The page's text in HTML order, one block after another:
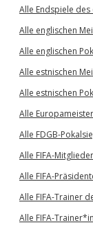
Alle Endspiele
Alle englischen
Alle englischen
Alle estnischen
Alle estnischen
Alle
Alle FDGB-
Alle FIFA-
Alle FIFA-
Alle FIFA-Trainer
Alle FIFA-